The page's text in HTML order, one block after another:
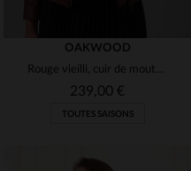
OAKWOOD
Rouge vieilli, cuir de mouton : le blouson biker qui ose tout.
239,00 €
TOUTES SAISONS